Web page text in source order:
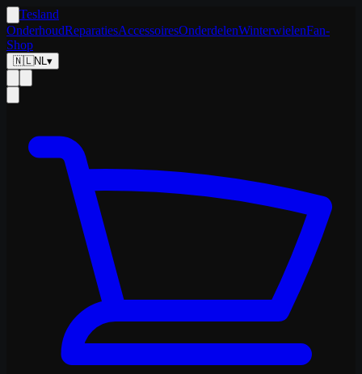
Tesland
OnderhoudReparatiesAccessoiresOnderdelenWinterwielenFan-
Shop
🇳🇱NL▾